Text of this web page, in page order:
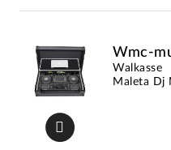
Wmc-
Walkasse
Maleta Dj